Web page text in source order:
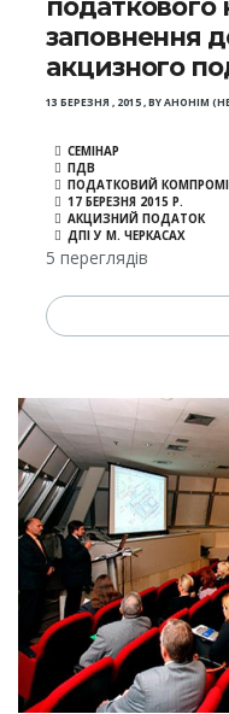
податкового
заповнення
акцизного
13 БЕРЕЗНЯ , 2015,BYАНОНІМ
СЕМІНАР
ПДВ
ПОДАТКОВИЙ
17 БЕРЕЗНЯ 2015 Р.
АКЦИЗНИЙ ПОДАТОК
ДПІ У М. ЧЕРКАСАХ
5 переглядів